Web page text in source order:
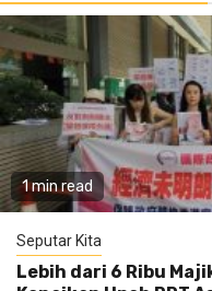
1 min read
Seputar Kita
Lebih dari 6 Ribu